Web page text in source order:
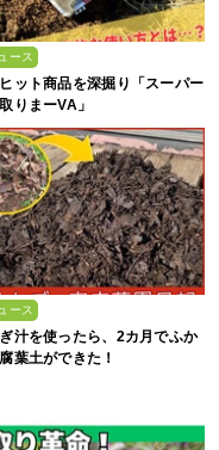
ース
ット商品を深掘り「スーパー
りまーVA」
ース
汁を使ったら、2カ月でふか
葉土ができた！